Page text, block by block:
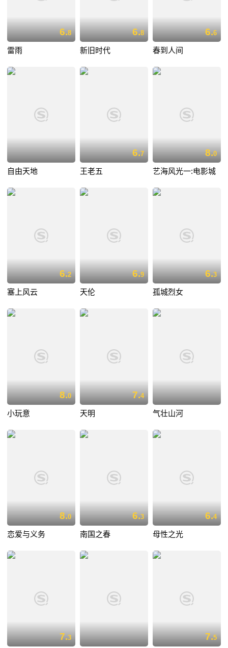
6.8
雷雨
6.8
新旧时代
6.6
春到人间
自由天地
6.7
王老五
8.0
艺海风光一:电影城
6.2
塞上风云
6.9
天伦
6.3
孤城烈女
8.0
小玩意
7.4
天明 气壮山河
8.0
恋爱与义务
6.3
南国之春
6.4
母性之光
7.3 7.5